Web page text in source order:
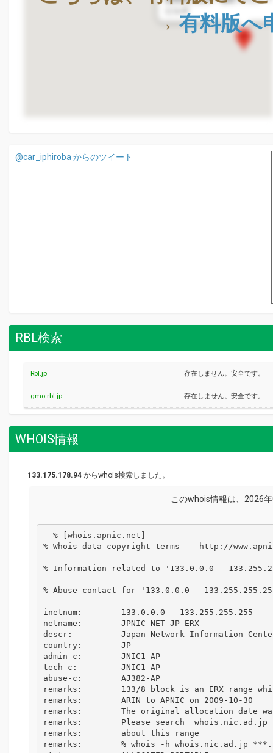
→有料版へ
@car_iphiroba からのツイート
RBL検索
Rbl.jp 存在しません。安全です。
gmo-rbl.jp 存在しません。安全です。
WHOIS情報
133.175.178.94 からwhois検索しました。
このwhois情報は、2026
% Whois data copyright terms    http://
% Information related to '133.0.0.0 -
% Abuse contact for '133.0.0.0 -
inetnum:        133.0.0.0 - 133.255.255.255
netname:        JPNIC-NET-JP-ERX
descr:          Japan Network Information
country:        JP
admin-c:        JNIC1-AP
tech-c:         JNIC1-AP
abuse-c:        AJ382-AP
remarks:        133/8 block is an ERX range
remarks:        ARIN to APNIC on 2009-10-30
remarks:        The original allocation date was
remarks:        Please search  whois.nic.ad.jp
remarks:        about this range
remarks:        % whois -h whois.nic.ad.jp